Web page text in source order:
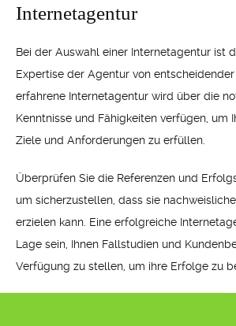
Internetagentur
Bei der Auswahl einer Internetagentur ist
Expertise der Agentur von
erfahrene Internetagentur wird über die
Kenntnisse und Fähigkeiten verfügen, um
Ziele und Anforderungen zu erfüllen.
Überprüfen Sie die Referenzen und
um sicherzustellen, dass sie
erzielen kann. Eine erfolgreiche
Lage sein, Ihnen Fallstudien und
Verfügung zu stellen, um ihre Erfolge zu